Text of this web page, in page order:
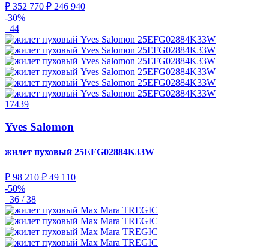
₽ 352 770 ₽ 246 940
-30%
44
17439
Yves Salomon
жилет пуховый 25EFG02884K33W
₽ 98 210 ₽ 49 110
-50%
36 / 38